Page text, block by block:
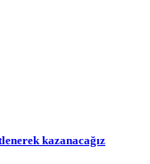
kazanacağız